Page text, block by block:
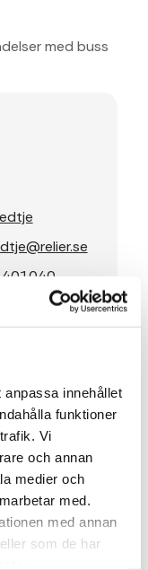
innehållet
funktioner
Vi
och annan
medier och
med.
med annan
som de har
med buss